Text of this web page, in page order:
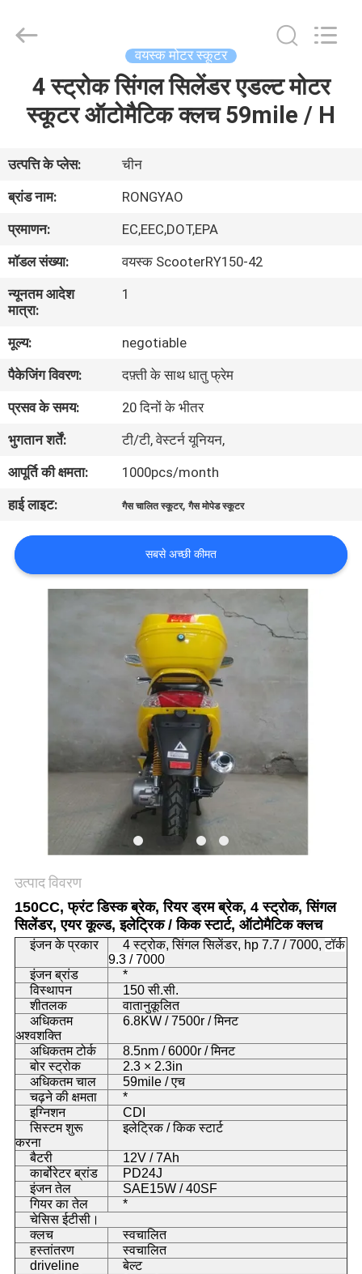
हमारे
बारे
कारखाना
गुणवत्ता
नियंत्रण
संपर्क
करें
एक
उद्धरण
गोपनीयता
Vehicle
Co.,Ltd.
वयस्क मोटर स्कूटर
4 स्ट्रोक सिंगल सिलेंडर एडल्ट मोटर
स्कूटर ऑटोमैटिक क्लच 59mile / H
उत्पत्ति के प्लेस:
चीन
ब्रांड नाम:
RONGYAO
प्रमाणन:
EC,EEC,DOT,EPA
मॉडल संख्या:
वयस्क ScooterRY150-42
न्यूनतम आदेश
मात्रा:
1
मूल्य:
negotiable
पैकेजिंग विवरण:
दफ़्ती के साथ धातु फ्रेम
प्रसव के समय:
20 दिनों के भीतर
भुगतान शर्तें:
टी/टी, वेस्टर्न यूनियन,
आपूर्ति की क्षमता:
1000pcs/month
हाई लाइट:
गैस चालित स्कूटर,गैस मोपेड स्कूटर
सबसे अच्छी कीमत
उत्पाद विवरण
150CC, फ्रंट डिस्क ब्रेक, रियर ड्रम ब्रेक, 4 स्ट्रोक, सिंगल
सिलेंडर, एयर कूल्ड, इलेट्रिक / किक स्टार्ट, ऑटोमैटिक क्लच
इंजन के प्रकार 4 स्ट्रोक, सिंगल सिलेंडर, hp 7.7 / 7000,टॉर्क
9.3 / 7000
इंजन ब्रांड
*
विस्थापन
150 सी.सी.
शीतलक
वातानुकूलित
अधिकतम
अश्वशक्ति
6.8KW / 7500r / मिनट
अधिकतम टोर्क
8.5nm / 6000r / मिनट
बोर स्ट्रोक
2.3 × 2.3in
अधिकतम चाल
59mile / एच
चढ़ने की क्षमता
*
इग्निशन
CDI
सिस्टम शुरू
करना
इलेट्रिक / किक स्टार्ट
बैटरी
12V / 7Ah
कार्बोरेटर ब्रांड
PD24J
इंजन तेल
SAE15W / 40SF
गियर का तेल
*
चेसिस ईटीसी।
क्लच
स्वचालित
हस्तांतरण
स्वचालित
driveline
बेल्ट